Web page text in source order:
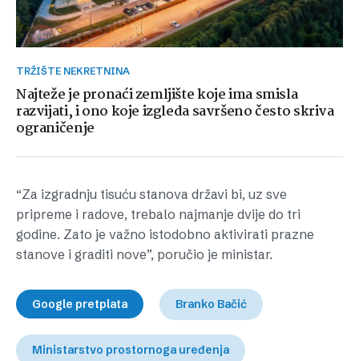
TRŽIŠTE NEKRETNINA
Najteže je pronaći zemljište koje ima smisla
razvijati, i ono koje izgleda savršeno često skriva
ograničenje
“Za izgradnju tisuću stanova državi bi, uz sve
pripreme i radove, trebalo najmanje dvije do tri
godine. Zato je važno istodobno aktivirati prazne
stanove i graditi nove”, poručio je ministar.
Google pretplata Branko Bačić
Ministarstvo prostornoga uređenja